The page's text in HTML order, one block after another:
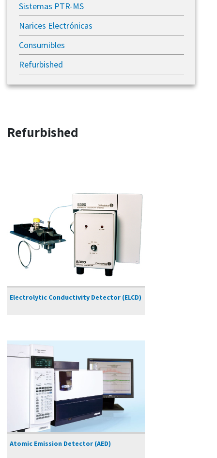
Sistemas PTR-MS
Narices Electrónicas
Consumibles
Refurbished
Refurbished
Electrolytic Conductivity Detector (ELCD)
Atomic Emission Detector (AED)